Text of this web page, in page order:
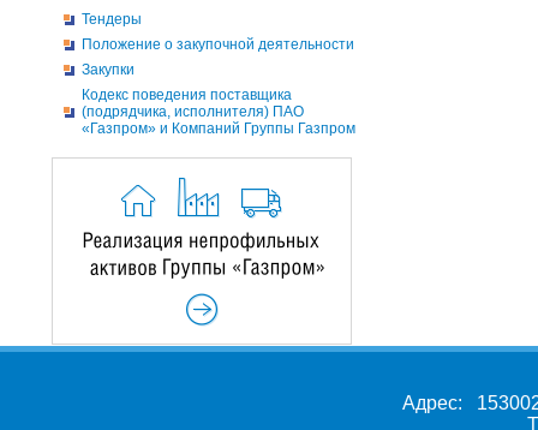
Тендеры
Положение о закупочной деятельности
Закупки
Кодекс поведения поставщика
(подрядчика, исполнителя) ПАО
«Газпром» и Компаний Группы Газпром
Адрес: